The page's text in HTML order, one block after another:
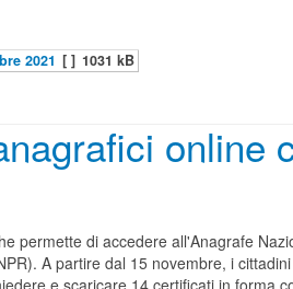
2021 [ ] 1031 kB
online
permette di accedere all'Anagrafe
A partire dal 15 novembre, i
e scaricare 14 certificati in forma